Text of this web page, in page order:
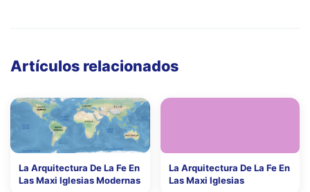
Artículos relacionados
La Arquitectura De La Fe En
Las Maxi Iglesias Modernas
La Arquitectura De La Fe En
Las Maxi Iglesias